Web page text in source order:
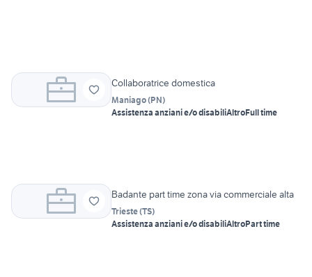
Collaboratrice domestica
Maniago(PN)
Assistenza anziani e/o disabiliAltroFull time
Badante part time zona via commerciale alta
Trieste(TS)
Assistenza anziani e/o disabiliAltroPart time